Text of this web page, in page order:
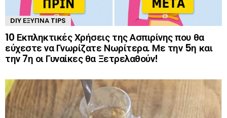
DIY ΈΞΥΠΝΑ TIPS
10 Εκπληκτικές Χρήσεις της Ασπιρίνης που θα
εύχεστε να Γνωρίζατε Νωρίτερα. Με την 5η και
την 7η οι Γυναίκες θα Ξετρελαθούν!